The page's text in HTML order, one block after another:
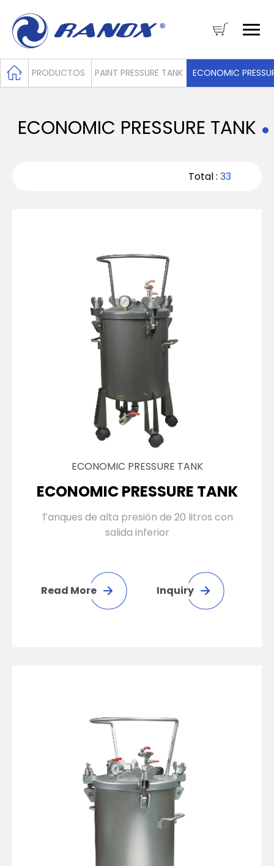
PRODUCTOS PAINT PRESSURE TANK ECONOMIC
ECONOMIC PRESSURE TANK
Total : 33
ECONOMIC PRESSURE TANK
ECONOMIC PRESSURE TANK
Tanques de alta presión de 20 litros con
salida inferior
Read More Inquiry